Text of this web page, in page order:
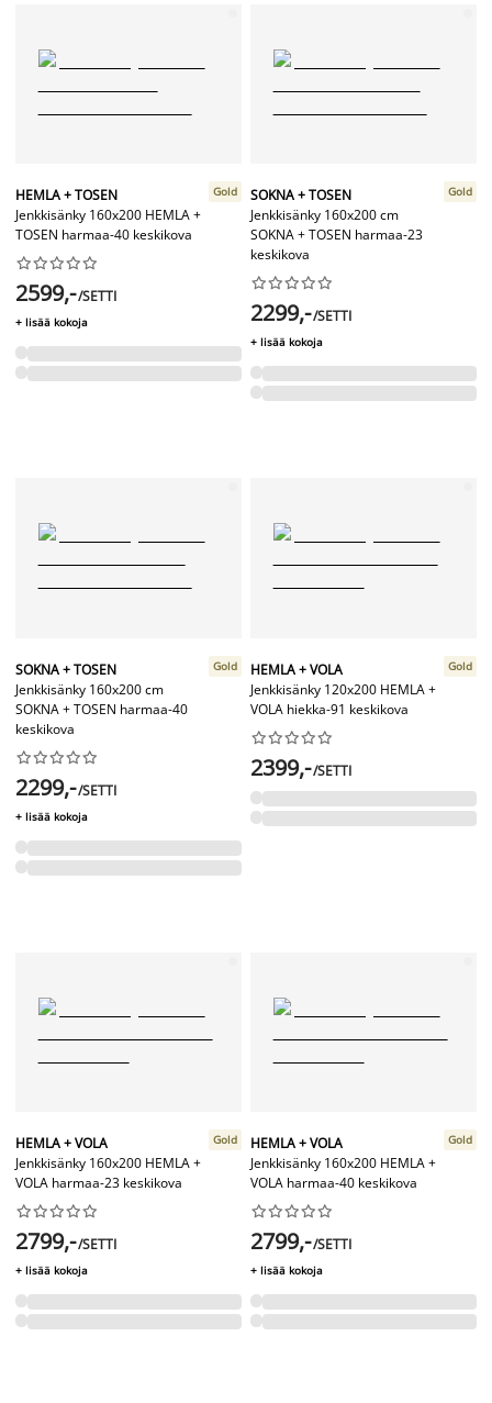
HEMLA + TOSEN
Jenkkisänky 160x200 HEMLA +
TOSEN harmaa-40 keskikova
Gold






2599,-/SETTI
+ lisää kokoja
SOKNA + TOSEN
Jenkkisänky 160x200 cm
SOKNA + TOSEN harmaa-23
keskikova
Gold






2299,-/SETTI
+ lisää kokoja
SOKNA + TOSEN
Jenkkisänky 160x200 cm
SOKNA + TOSEN harmaa-40
keskikova
Gold






2299,-/SETTI
+ lisää kokoja
HEMLA + VOLA
Jenkkisänky 120x200 HEMLA +
VOLA hiekka-91 keskikova
Gold






2399,-/SETTI
HEMLA + VOLA
Jenkkisänky 160x200 HEMLA +
VOLA harmaa-23 keskikova
Gold






2799,-/SETTI
+ lisää kokoja
HEMLA + VOLA
Jenkkisänky 160x200 HEMLA +
VOLA harmaa-40 keskikova
Gold






2799,-/SETTI
+ lisää kokoja